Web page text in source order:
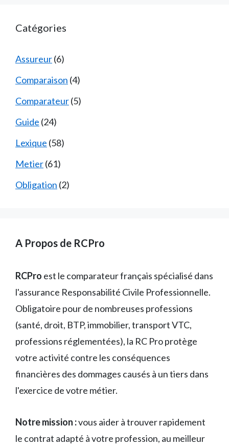
Catégories
Assureur(6)
Comparaison (4)
Comparateur(5)
Guide (24)
Lexique (58)
Metier(61)
Obligation (2)
A Propos de RCPro
RCPro est le comparateur français spécialisé dans
l'assurance Responsabilité Civile Professionnelle.
Obligatoire pour de nombreuses professions
(santé, droit, BTP, immobilier, transport VTC,
professions réglementées), la RC Pro protège
votre activité contre les conséquences
financières des dommages causés à un tiers dans
l'exercice de votre métier.
Notre mission :vous aider à trouver rapidement
le contrat adapté à votre profession, au meilleur